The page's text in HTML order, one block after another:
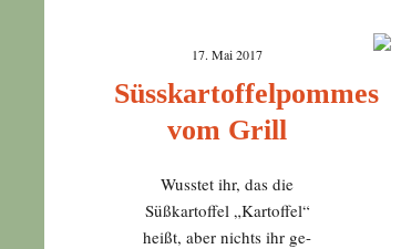
17. Mai 2017
Süsskartoffelpommes
vom Grill
Wusstet ihr, das die
Süßkartoffel „Kartoffel“
heißt, aber nichts ihr ge-